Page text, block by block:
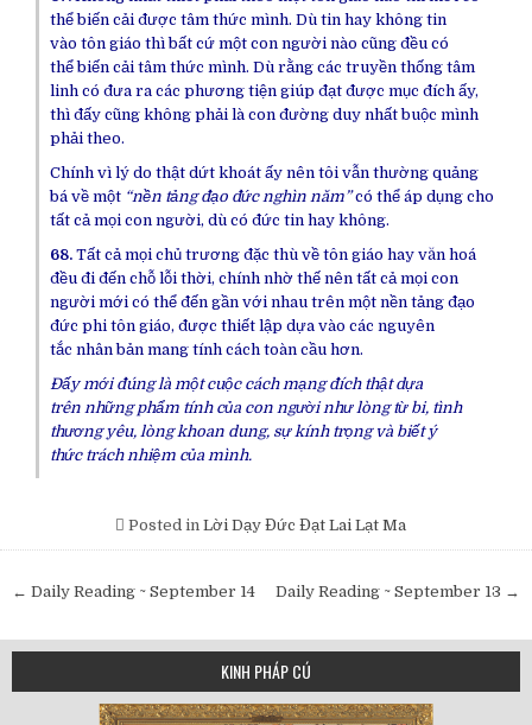
thểbiến cảiđược tâm thức mình. Dù tin hay không tin
vào tôn giáo thì bất cứ một con ngườinào cũng đều có
thểbiến cải tâm thức mình. Dù rằng các truyền thống tâm
linhcó đưa ra các phương tiệngiúp đạt được mục đíchấy,
thì đấy cũng không phải là con đường duy nhấtbuộc mình
phải theo.
Chính vì lý do thật dứt khoátấy nên tôi vẫn thường quảng
bávề một “nền tảngđạo đứcnghìn năm”có thể áp dụngcho
tất cả mọi con người, dù có đức tinhay không.
68.Tất cả mọi chủ trương đặc thù về tôn giáo hay văn hoá
đều đi đến chỗ lỗi thời, chính nhờ thế nên tất cả mọi con
ngườimới có thể đến gần với nhautrên một nền tảng đạo
đức phi tôn giáo, được thiết lập dựa vào các nguyên
tắc nhân bảnmang tính cáchtoàn cầu hơn.
Đấy mới đúng là một cuộc cách mạngđích thậtdựa
trênnhững phẩm tính của con ngườinhưlòng từbi, tình
thươngyêu, lòngkhoan dung, sựkính trọngvà biếtý
thức trách nhiệmcủa mình.
Posted in Lời Dạy Đức Đạt Lai Lạt Ma
Post Daily Reading ~ September 13 →
← Daily Reading ~ September 14
KINH PHÁP CÚ